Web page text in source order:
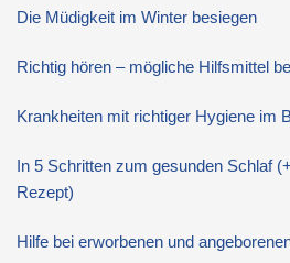
Die Müdigkeit im Winter besiegen
Richtig hören – mögliche Hilfsmittel
Krankheiten mit richtiger Hygiene im
In 5 Schritten zum gesunden Schlaf
Rezept)
Hilfe bei erworbenen und